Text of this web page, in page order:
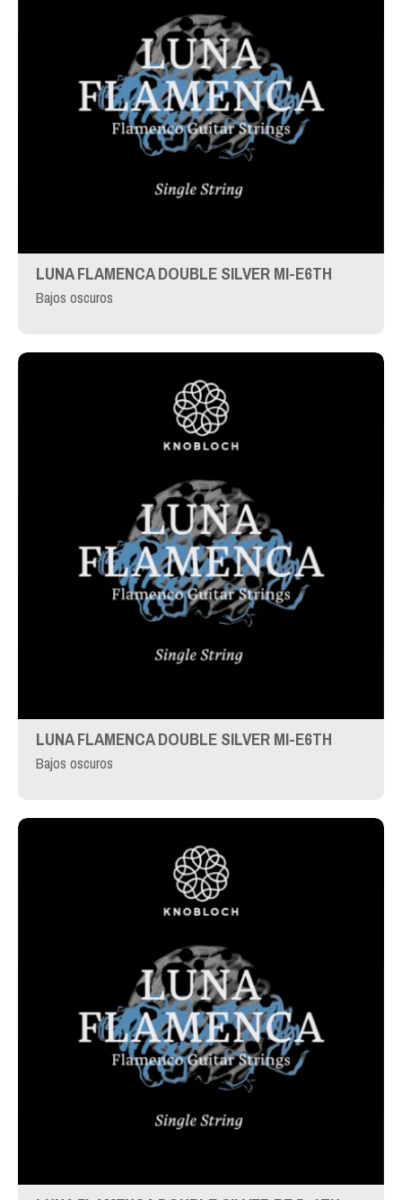
LUNA FLAMENCA DOUBLE SILVER MI-E6TH
Bajos oscuros
LUNA FLAMENCA DOUBLE SILVER MI-E6TH
Bajos oscuros